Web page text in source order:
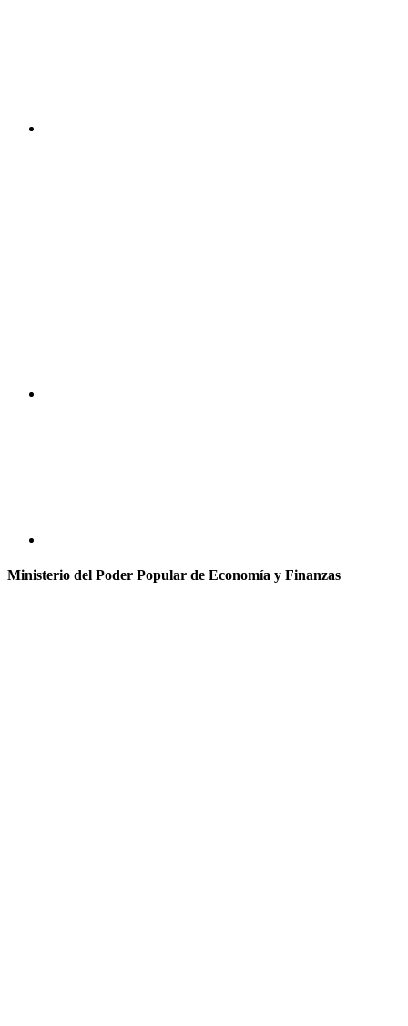
Ministerio del Poder Popular de Economía y Finanzas